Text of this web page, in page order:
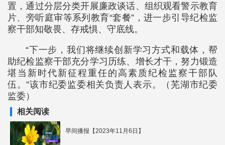
置，通过分层分类开展廉政谈话、组织观看警示教育
片、旁听庭审等系列教育“套餐”，进一步引导纪检监
察干部知敬畏、存戒惧、守底线。
“下一步，我们将继续创新学习方式和载体，帮
助纪检监察干部充分学习历练、增长才干，努力锻造
堪当新时代新征程重任的高素质纪检监察干部队
伍。”该市纪委监委相关负责人表示。（芜湖市纪委
监委）
相关阅读
早间播报【2023年11月6日】